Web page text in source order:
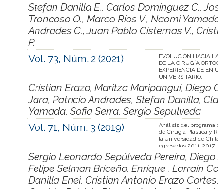
Stefan Danilla E., Carlos Domínguez C.,
Troncoso O., Marco Ríos V., Naomi
Andrades C., Juan Pablo Cisternas V.,
P.
Vol. 73, Núm. 2 (2021)
EVOLUCIÓN HACIA
DE LA CIRUGÍA
EXPERIENCIA DE EN
UNIVERSITARIO.
Cristian Erazo, Maritza Maripangui, Diego
Jara, Patricio Andrades, Stefan Danilla,
Yamada, Sofia Serra, Sergio Sepulveda
Vol. 71, Núm. 3 (2019)
Análisis del programa
de Cirugía Plástica y
la Universidad de
egresados 2011-2017
Sergio Leonardo Sepúlveda Pereira,
Felipe Selman Briceño, Enrique . Larrain
Danilla Enei, Cristian Antonio Erazo